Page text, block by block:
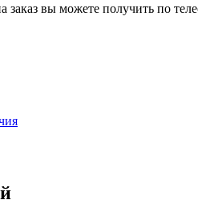
вы можете получить по